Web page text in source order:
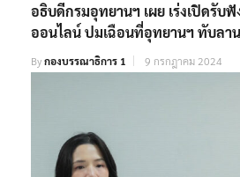
อธิบดีกรมอุทยานฯ เผย เร่งเปิดรับ
ออนไลน์ ปมเฉือนที่อุทยานฯ ทับลาน
Byกองบรรณาธิการ 1 9 กรกฎาคม 2024